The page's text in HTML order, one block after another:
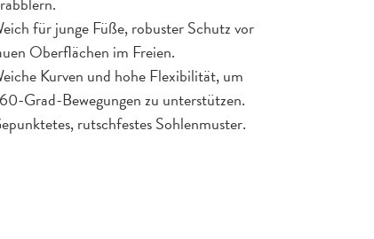
für junge Füße, robuster Schutz vor
Oberflächen im Freien.
Kurven und hohe Flexibilität, um
Grad-Bewegungen zu unterstützen.
rutschfestes Sohlenmuster.